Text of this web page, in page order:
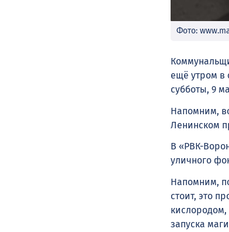
Фото:
ещё утром в
субботы, 9
Напомним,
Ленинском
В «РВК-
уличного
Напомним,
стоит, это
запуска